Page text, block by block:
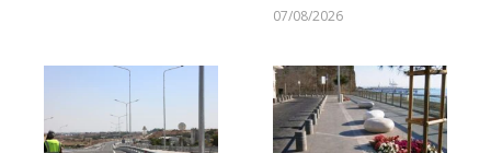
07/08/2026